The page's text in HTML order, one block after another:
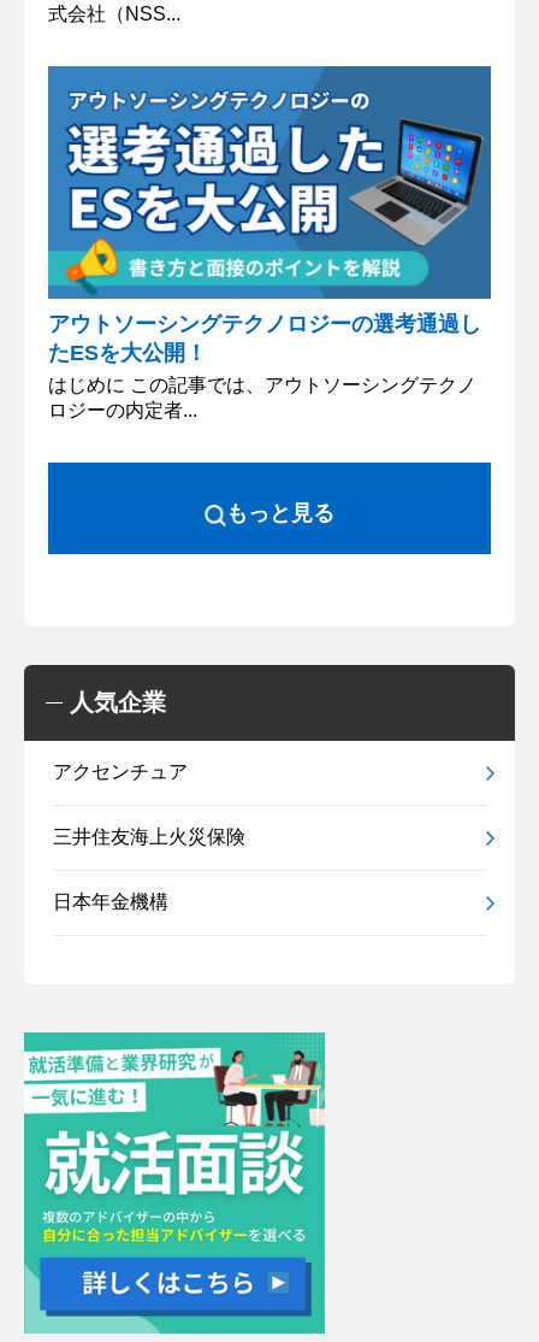
式会社（NSS...
アウトソーシングテクノロジーの選考通過し
たESを大公開！
はじめに この記事では、アウトソーシングテクノ
ロジーの内定者...
もっと見る
人気企業
アクセンチュア
三井住友海上火災保険
日本年金機構